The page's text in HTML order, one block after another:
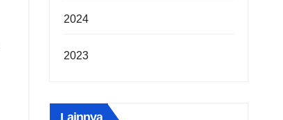
2024
2023
Lainnya